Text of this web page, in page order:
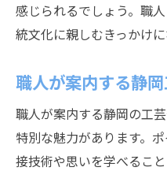
感じられるでしょう。職
統文化に親しむきっかけに
職人が案内する静
職人が案内する静岡の工
特別な魅力があります。
接技術や思いを学べるこ